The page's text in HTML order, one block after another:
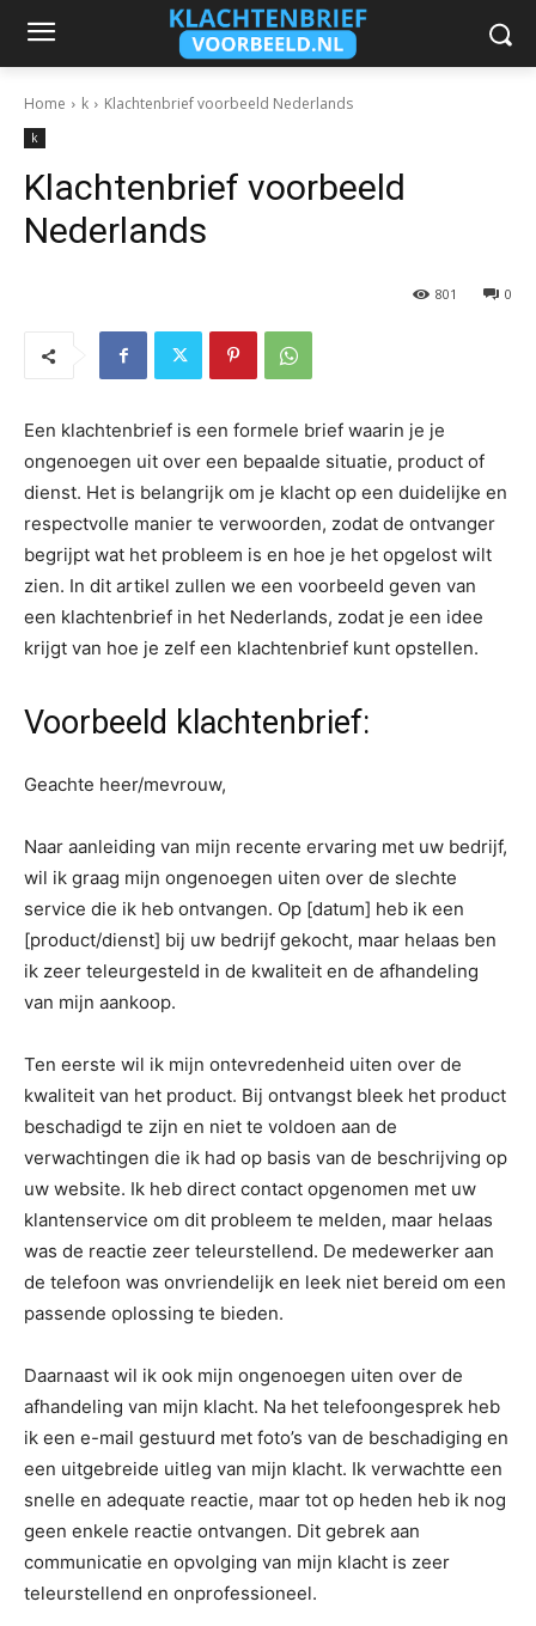
Home k Klachtenbrief voorbeeld Nederlands
k
Klachtenbrief voorbeeld
Nederlands
0
801
Een klachtenbrief is een formele brief waarin je je
ongenoegen uit over een bepaalde situatie, product of
dienst. Het is belangrijk om je klacht op een duidelijke en
respectvolle manier te verwoorden, zodat de ontvanger
begrijpt wat het probleem is en hoe je het opgelost wilt
zien. In dit artikel zullen we een voorbeeld geven van
een klachtenbrief in het Nederlands, zodat je een idee
krijgt van hoe je zelf een klachtenbrief kunt opstellen.
Voorbeeld klachtenbrief:
Geachte heer/mevrouw,
Naar aanleiding van mijn recente ervaring met uw bedrijf,
wil ik graag mijn ongenoegen uiten over de slechte
service die ik heb ontvangen. Op [datum] heb ik een
[product/dienst] bij uw bedrijf gekocht, maar helaas ben
ik zeer teleurgesteld in de kwaliteit en de afhandeling
van mijn aankoop.
Ten eerste wil ik mijn ontevredenheid uiten over de
kwaliteit van het product. Bij ontvangst bleek het product
beschadigd te zijn en niet te voldoen aan de
verwachtingen die ik had op basis van de beschrijving op
uw website. Ik heb direct contact opgenomen met uw
klantenservice om dit probleem te melden, maar helaas
was de reactie zeer teleurstellend. De medewerker aan
de telefoon was onvriendelijk en leek niet bereid om een
passende oplossing te bieden.
Daarnaast wil ik ook mijn ongenoegen uiten over de
afhandeling van mijn klacht. Na het telefoongesprek heb
ik een e-mail gestuurd met foto’s van de beschadiging en
een uitgebreide uitleg van mijn klacht. Ik verwachtte een
snelle en adequate reactie, maar tot op heden heb ik nog
geen enkele reactie ontvangen. Dit gebrek aan
communicatie en opvolging van mijn klacht is zeer
teleurstellend en onprofessioneel.